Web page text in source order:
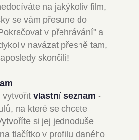
na jakýkoliv film,
se vám přesune do
v přehrávání" a
navázat přesně tam,
skončili!
vytvořit vlastní seznam -
na které se chcete
si jej jednoduše
tlačítko v profilu daného